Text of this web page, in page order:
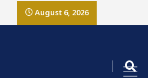
August 6, 2026